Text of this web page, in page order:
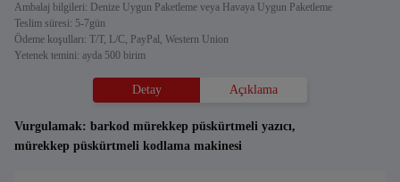
Ambalaj bilgileri: Denize Uygun Paketleme veya Havaya Uygun Paketleme
Teslim süresi: 5-7gün
Ödeme koşulları: T/T, L/C, PayPal, Western Union
Yetenek temini: ayda 500 birim
Detay Açıklama
Vurgulamak: barkod mürekkep püskürtmeli yazıcı,
mürekkep püskürtmeli kodlama makinesi